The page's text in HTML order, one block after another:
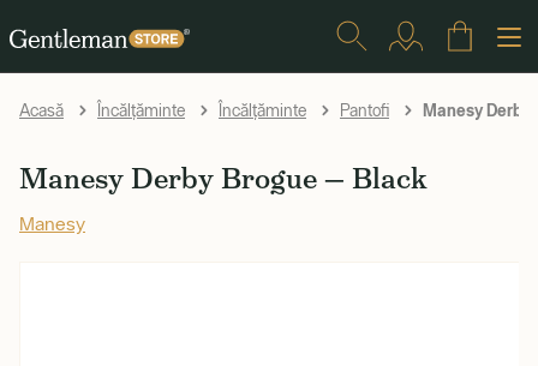
Acasă Încălțăminte Încălțăminte Pantofi Manesy Derby
Manesy Derby Brogue — Black
Manesy